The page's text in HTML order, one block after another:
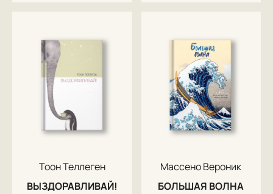
Тоон Теллеген
ВЫЗДОРАВЛИВАЙ!
Массено Вероник
БОЛЬШАЯ ВОЛНА